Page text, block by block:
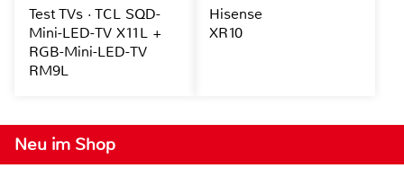
Neu im Shop
Test TVs · TCL SQD-
Mini-LED-TV X11L +
RGB-Mini-LED-TV
RM9L
Hisense
XR10